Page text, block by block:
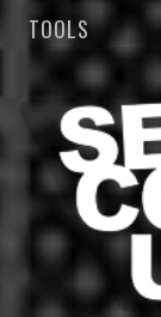
TOOLS